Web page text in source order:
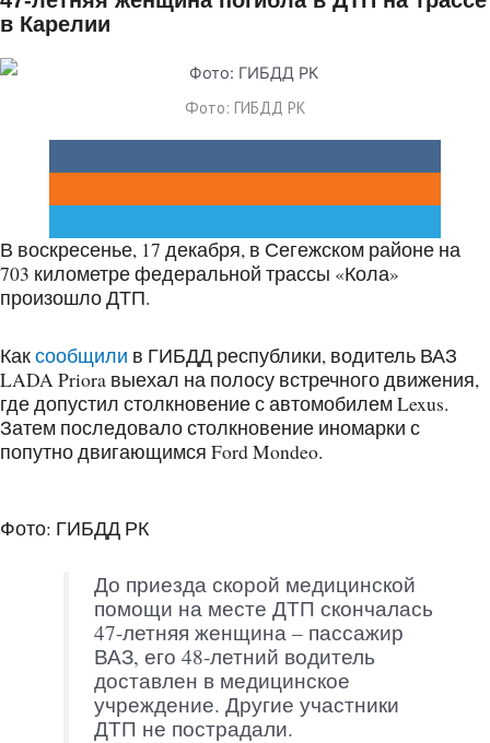
в Карелии
Фото: ГИБДД РК
В воскресенье, 17 декабря, в Сегежском районе на
703 километре федеральной трассы «Кола»
произошло ДТП.
Каксообщили в ГИБДД республики, водитель ВАЗ
LADA Priora выехал на полосу встречного движения,
где допустил столкновение с автомобилем Lexus.
Затем последовало столкновение иномарки с
попутно двигающимся Ford Mondeo.
Фото: ГИБДД РК
До приезда скорой медицинской
помощи на месте ДТП скончалась
47-летняя женщина – пассажир
ВАЗ, его 48-летний водитель
доставлен в медицинское
учреждение. Другие участники
ДТП не пострадали.